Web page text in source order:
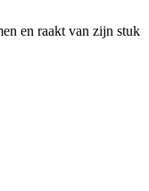
en raakt van zijn stuk